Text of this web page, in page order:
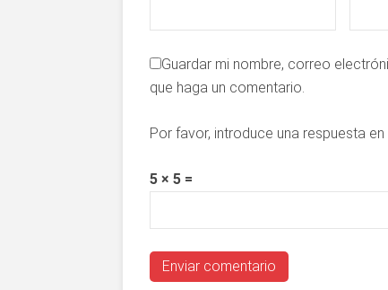
Guardar mi nombre, correo
que haga un comentario.
Por favor, introduce una respuesta en
5 × 5 =